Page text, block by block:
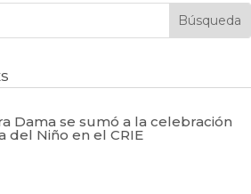
Dama se sumó a la celebración
del Niño en el CRIE